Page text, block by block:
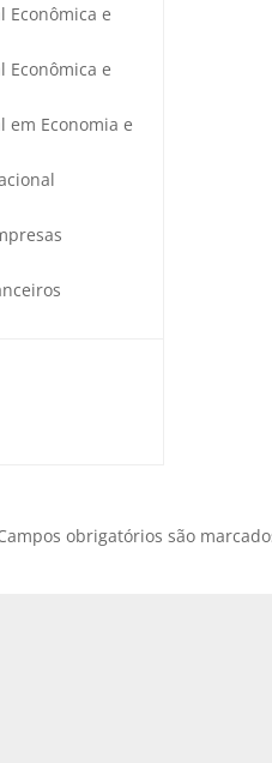
Econômica e
Econômica e
em Economia e
obrigatórios são